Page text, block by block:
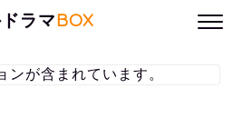
ラマBOX
が含まれています。